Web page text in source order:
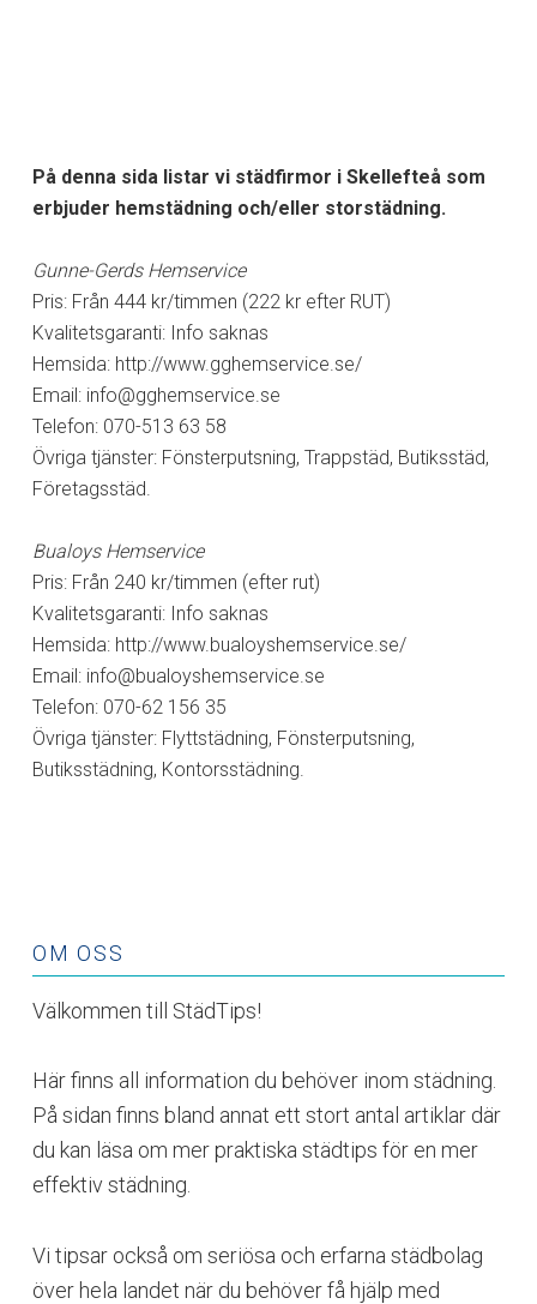
På denna sida listar vi städfirmor i Skellefteå som
erbjuder hemstädning och/eller storstädning.
Gunne-Gerds Hemservice
Pris: Från 444 kr/timmen (222 kr efter RUT)
Kvalitetsgaranti: Info saknas
Hemsida: http://www.gghemservice.se/
Email: info@gghemservice.se
Telefon: 070-513 63 58
Övriga tjänster: Fönsterputsning, Trappstäd, Butiksstäd,
Företagsstäd.
Bualoys Hemservice
Pris: Från 240 kr/timmen (efter rut)
Kvalitetsgaranti: Info saknas
Hemsida: http://www.bualoyshemservice.se/
Email: info@bualoyshemservice.se
Telefon: 070-62 156 35
Övriga tjänster: Flyttstädning, Fönsterputsning,
Butiksstädning, Kontorsstädning.
OM OSS
Välkommen till StädTips!
Här finns all information du behöver inom städning.
På sidan finns bland annat ett stort antal artiklar där
du kan läsa om mer praktiska städtips för en mer
effektiv städning.
Vi tipsar också om seriösa och erfarna städbolag
över hela landet när du behöver få hjälp med